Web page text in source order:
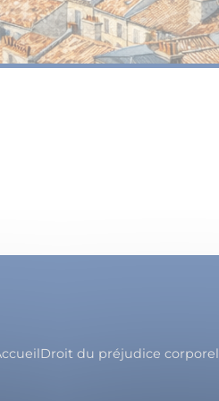
Droit du préjudice corporel